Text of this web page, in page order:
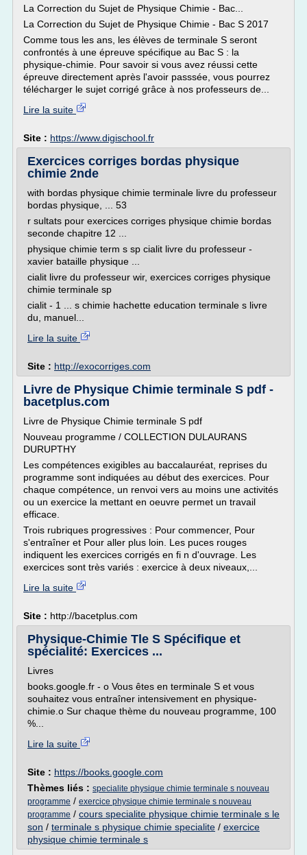
La Correction du Sujet de Physique Chimie - Bac...
La Correction du Sujet de Physique Chimie - Bac S 2017
Comme tous les ans, les élèves de terminale S seront
confrontés à une épreuve spécifique au Bac S : la
physique-chimie. Pour savoir si vous avez réussi cette
épreuve directement après l'avoir passsée, vous pourrez
télécharger le sujet corrigé grâce à nos professeurs de...
Lire la suite
Site : https://www.digischool.fr
Exercices corriges bordas physique
chimie 2nde
with bordas physique chimie terminale livre du professeur
bordas physique, ... 53
r sultats pour exercices corriges physique chimie bordas
seconde chapitre 12 ...
physique chimie term s sp cialit livre du professeur -
xavier bataille physique ...
cialit livre du professeur wir, exercices corriges physique
chimie terminale sp
cialit - 1 ... s chimie hachette education terminale s livre
du, manuel...
Lire la suite
Site : http://exocorriges.com
Livre de Physique Chimie terminale S pdf -
bacetplus.com
Livre de Physique Chimie terminale S pdf
Nouveau programme / COLLECTION DULAURANS
DURUPTHY
Les compétences exigibles au baccalauréat, reprises du
programme sont indiquées au début des exercices. Pour
chaque compétence, un renvoi vers au moins une activités
ou un exercice la mettant en oeuvre permet un travail
efficace.
Trois rubriques progressives : Pour commencer, Pour
s'entraîner et Pour aller plus loin. Les puces rouges
indiquent les exercices corrigés en fi n d'ouvrage. Les
exercices sont très variés : exercice à deux niveaux,...
Lire la suite
Site : http://bacetplus.com
Physique-Chimie Tle S Spécifique et
spécialité: Exercices ...
Livres
books.google.fr - o Vous êtes en terminale S et vous
souhaitez vous entraîner intensivement en physique-
chimie.o Sur chaque thème du nouveau programme, 100
%...
Lire la suite
Site : https://books.google.com
Thèmes liés : specialite physique chimie terminale s nouveau
programme / exercice physique chimie terminale s nouveau
programme / cours specialite physique chimie terminale s le
son / terminale s physique chimie specialite / exercice
physique chimie terminale s